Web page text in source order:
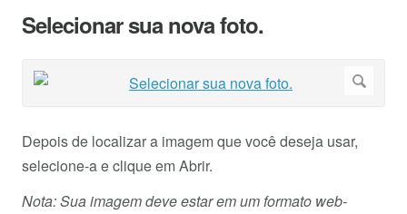
Selecionar sua nova foto.
Depois de localizar a imagem que você deseja usar,
selecione-a e clique em Abrir.
Nota: Sua imagem deve estar em um formato web-